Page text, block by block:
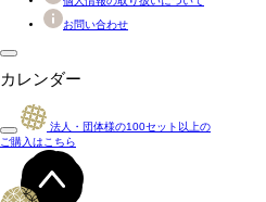
お問い合わせ
カレンダー
法人・団体様の100セット以上の
ご購入はこちら